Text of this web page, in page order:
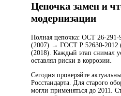
Цепочка замен и
модернизации
Полная цепочка: ОСТ 26-
(2007) → ГОСТ Р 52630-
(2018). Каждый этап снимал
оставлял риски в коррозии.
Сегодня проверяйте
Росстандарта. Для старого
могли применяться до 2011.